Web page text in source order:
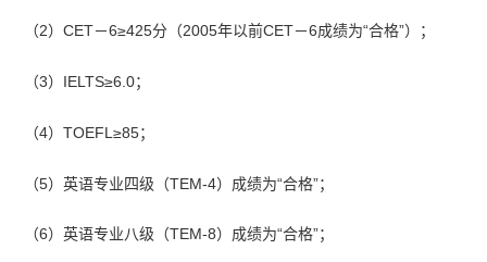
（2）CET－6≥425分（2005年以前CET－6成绩为“合格”）；
（3）IELTS≥6.0；
（4）TOEFL≥85；
（5）英语专业四级（TEM-4）成绩为“合格”；
（6）英语专业八级（TEM-8）成绩为“合格”；